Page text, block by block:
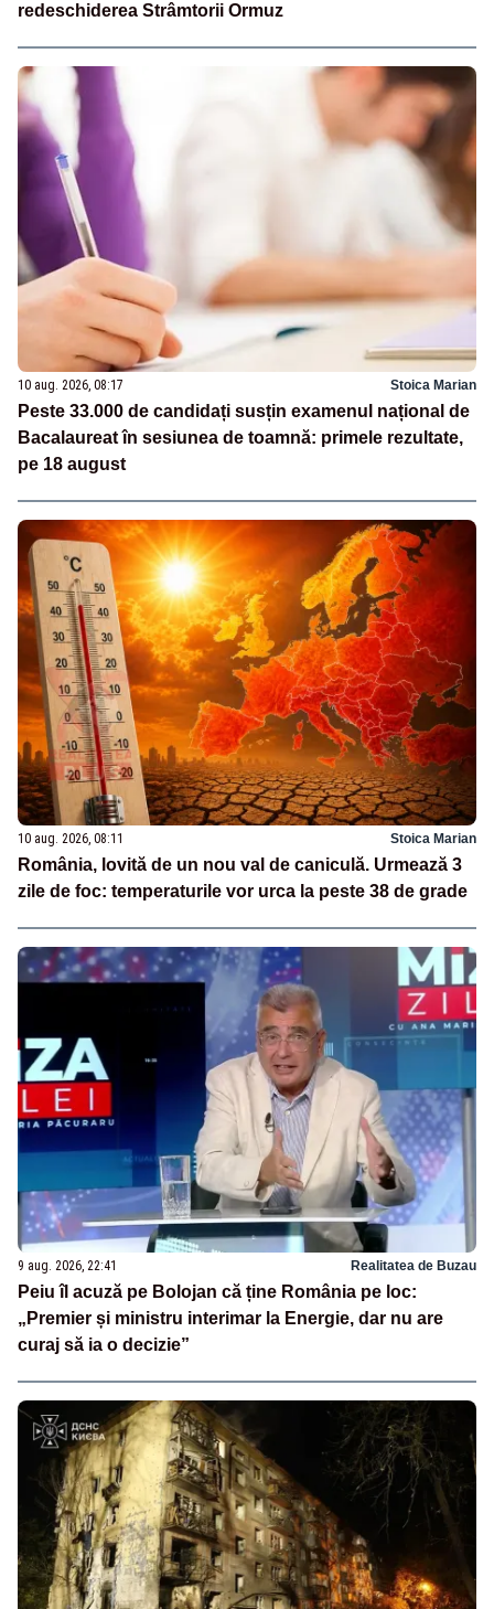
redeschiderea Strâmtorii Ormuz
10 aug. 2026, 08:17 Stoica Marian
Peste 33.000 de candidați susțin examenul național de
Bacalaureat în sesiunea de toamnă: primele rezultate,
pe 18 august
10 aug. 2026, 08:11 Stoica Marian
România, lovită de un nou val de caniculă. Urmează 3
zile de foc: temperaturile vor urca la peste 38 de grade
9 aug. 2026, 22:41 Realitatea de Buzau
Peiu îl acuză pe Bolojan că ține România pe loc:
„Premier și ministru interimar la Energie, dar nu are
curaj să ia o decizie”